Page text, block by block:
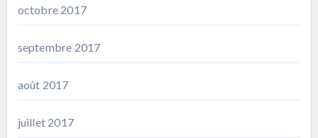
octobre 2017
septembre 2017
août 2017
juillet 2017